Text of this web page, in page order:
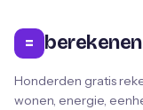
= berekenen
Honderden gratis
wonen, energie,